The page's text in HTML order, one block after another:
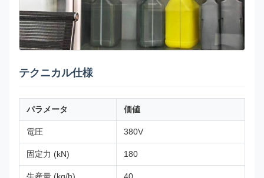
テクニカル仕様
パラメータ 価値
電圧 380V
固定力 (kN) 180